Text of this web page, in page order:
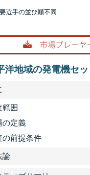
選手の並び順不同
洋地域の発電機セ
範囲
の定義
の前提条件
論